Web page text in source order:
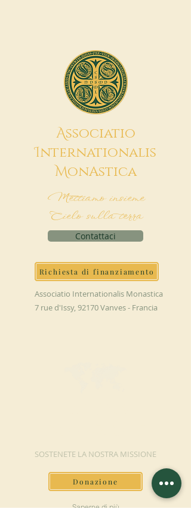
Associatio
Internationalis
MonAstica
Mettiamo insieme
Cielo sulla terra
Contattaci
Richiesta di finanziamento
Associatio Internationalis Monastica
7 rue d'Issy, 92170 Vanves - Francia
SOSTENETE LA NOSTRA MISSIONE
Donazione
Saperne di più